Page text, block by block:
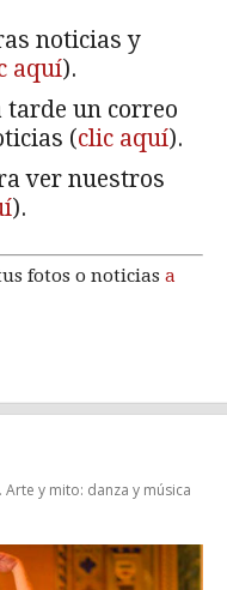
noticias y
aquí).
tarde un correo
(clic aquí).
ver nuestros
).
fotos o noticias a